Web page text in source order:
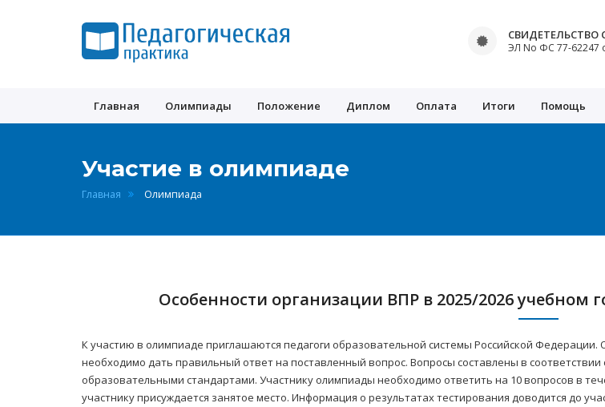
СВИДЕТЕЛЬСТВО
ЭЛ No ФС 77-62247
Главная Олимпиады Положение Диплом Оплата Итоги Помощь
Участие в олимпиаде
Главная Олимпиада
Особенности организации ВПР в 2025/2026
К участию в олимпиаде приглашаются педагоги образовательной системы Российской
необходимо дать правильный ответ на поставленный вопрос. Вопросы составлены в
образовательными стандартами. Участнику олимпиады необходимо ответить на 10 вопросов в
участнику присуждается занятое место. Информация о результатах тестирования доводится до